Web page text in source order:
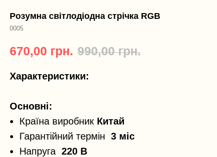
Розумна світлодіодна стрічка RGB
0005
670,00 грн. 990,00 грн.
Характеристики:
Основні:
Країна виробник Китай
Гарантійний термін 3 міс
Напруга 220 В